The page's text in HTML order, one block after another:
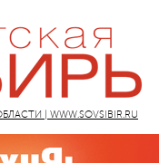
| WWW.SOVSIBIR.RU